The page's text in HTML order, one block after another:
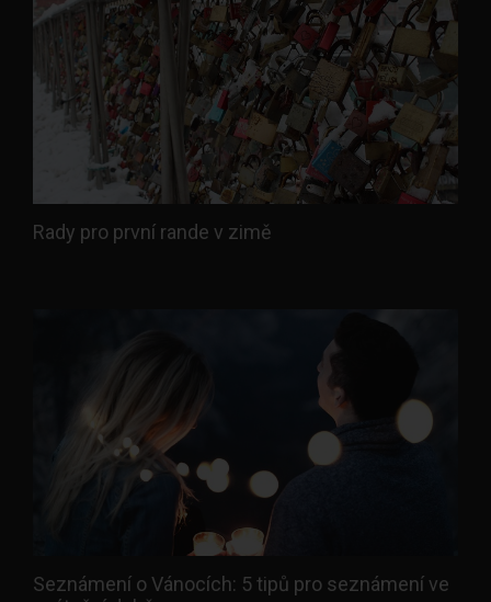
Rady pro první rande v zimě
Seznámení o Vánocích: 5 tipů pro seznámení ve